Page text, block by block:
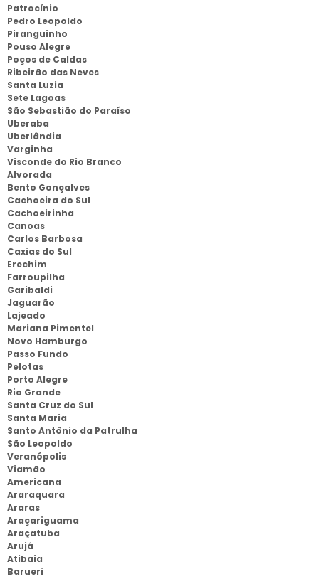
Patrocínio
Pedro Leopoldo
Piranguinho
Pouso Alegre
Poços de Caldas
Ribeirão das Neves
Santa Luzia
Sete Lagoas
São Sebastião do Paraíso
Uberaba
Uberlândia
Varginha
Visconde do Rio Branco
Alvorada
Bento Gonçalves
Cachoeira do Sul
Cachoeirinha
Canoas
Carlos Barbosa
Caxias do Sul
Erechim
Farroupilha
Garibaldi
Jaguarão
Lajeado
Mariana Pimentel
Novo Hamburgo
Passo Fundo
Pelotas
Porto Alegre
Rio Grande
Santa Cruz do Sul
Santa Maria
Santo Antônio da Patrulha
São Leopoldo
Veranópolis
Viamão
Americana
Araraquara
Araras
Araçariguama
Araçatuba
Arujá
Atibaia
Barueri